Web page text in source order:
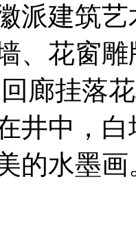
派建筑
、花窗
廊挂落
井中，
的水墨